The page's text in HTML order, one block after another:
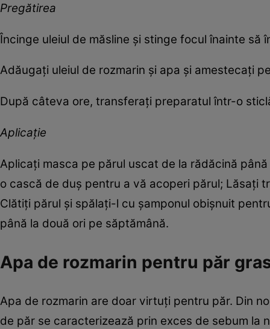
Pregătirea
Încinge uleiul de măsline și stinge focul înainte să
Adăugați uleiul de rozmarin și apa și amestecați
După câteva ore, transferați preparatul într-o
Aplicație
Aplicați masca pe părul uscat de la rădăcină
o cască de duș pentru a vă acoperi părul; Lăsați
Clătiți părul și spălați-l cu șamponul obișnuit
până la două ori pe săptămână.
Apa de rozmarin pentru păr
Apa de rozmarin are doar virtuți pentru păr. Din
de păr se caracterizează prin exces de sebum la